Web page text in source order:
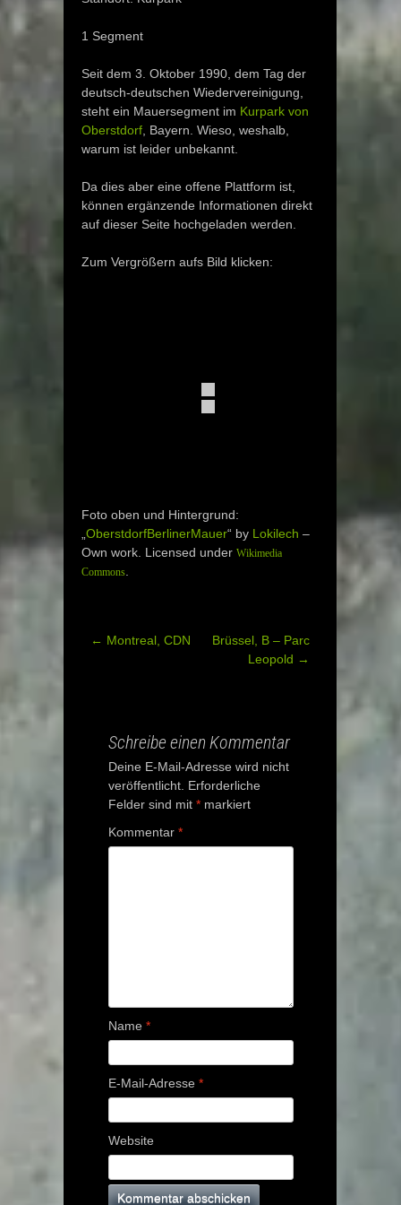
1 Segment
Seit dem 3. Oktober 1990, dem Tag der
deutsch-deutschen Wiedervereinigung,
steht ein Mauersegment im Kurpark von
Oberstdorf , Bayern. Wieso, weshalb,
warum ist leider unbekannt.
Da dies aber eine offene Plattform ist,
können ergänzende Informationen direkt
auf dieser Seite hochgeladen werden.
Zum Vergrößern aufs Bild klicken:
Foto oben und Hintergrund:
OberstdorfBerlinerMauer“ by Lokilech –
Own work . Licensed under Wikimedia
Commons
Post
← Montreal, CDN
Brüssel, B – Parc
Leopold →
Schreibe einen Kommentar
Deine E-Mail-Adresse wird nicht
veröffentlicht. Erforderliche
Felder sind mit * markiert
Kommentar *
Name *
E-Mail-Adresse *
Website